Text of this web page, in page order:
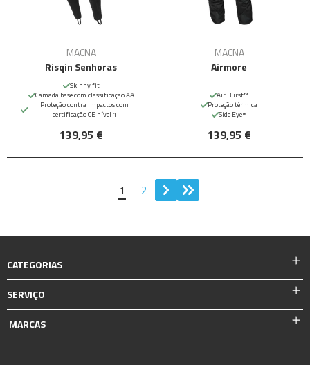
MACNA
Risqin Senhoras
Skinny fit
Camada base com classificação AA
Proteção contra impactos com
certificação CE nível 1
139,95 €
MACNA
Airmore
Air Burst™
Proteção térmica
Side Eye™
139,95 €
1 2
CATEGORIAS
SERVIÇO
MARCAS